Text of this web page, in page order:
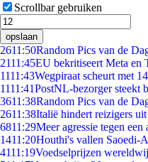
Scrollbar gebruiken
opslaan
2611:50Random Pics van de
2111:45EU bekritiseert Meta en
1111:43Wegpiraat scheurt met
1111:41PostNL-bezorger steekt
3611:38Random Pics van de
2611:38Italië hindert reizigers
6811:29Meer agressie tegen
1411:20Houthi's vallen Saoedi-
4111:19Voedselprijzen